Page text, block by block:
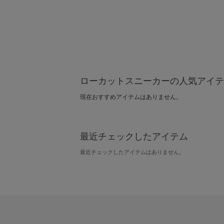
ローカットスニーカーの人気アイ
現在おすすめアイテムはありません。
最近チェックしたアイテム
最近チェックしたアイテムはありません。